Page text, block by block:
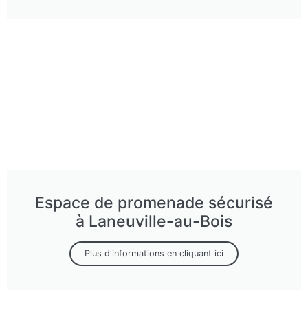
Espace de promenade sécurisé
à Laneuville-au-Bois
Plus d'informations en cliquant ici